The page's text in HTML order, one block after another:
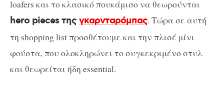
loafers και το κλασικό πουκάμισο να θεωρούνται
hero pieces της γκαρνταρόμπας. Τώρα σε αυτή
τη shopping list προσθέτουμε και την πλισέ μίνι
φούστα, που ολοκληρώνει το συγκεκριμένο στυλ
και θεωρείται ήδη essential.